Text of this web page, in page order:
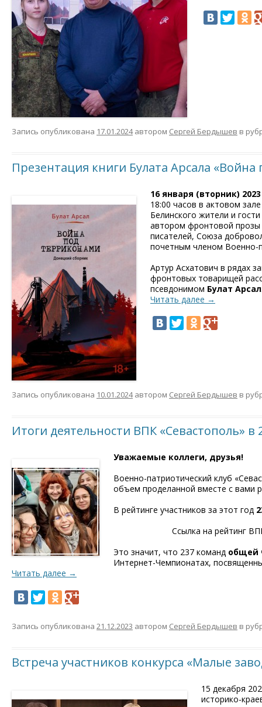
Запись опубликована 17.01.2024автором Сергей Бердышев в
Презентация книги Булата Арсала
16 января (вторник) 2023
18:00 часов в актовом
Белинского жители и
автором фронтовой прозы
писателей, Союза
почетным членом Военно-
Артур Асхатович в рядах
фронтовых товарищей
псевдонимом Булат Арсал
Читать далее →
Запись опубликована 10.01.2024автором Сергей Бердышев в
Итоги деятельности ВПК «Севастополь» в
Уважаемые коллеги, друзья!
Военно-патриотический клуб
объем проделанной вместе с вами
В рейтинге участников за этот год
Ссылка на рейтинг
Это значит, что 237 команд общей
Интернет-Чемпионатах,
Читать далее →
Запись опубликована 21.12.2023 автором Сергей Бердышев в
Встреча участников конкурса «Малые
15 декабря
историко-